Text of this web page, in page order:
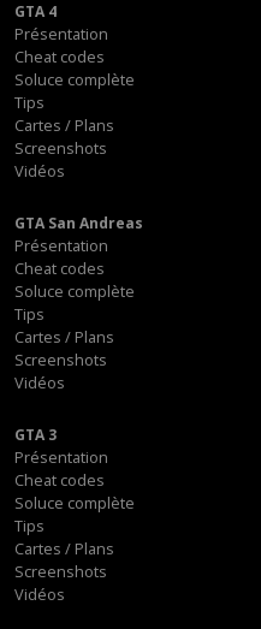
GTA 4
Présentation
Cheat codes
Soluce complète
Tips
Cartes / Plans
Screenshots
Vidéos
GTA San Andreas
Présentation
Cheat codes
Soluce complète
Tips
Cartes / Plans
Screenshots
Vidéos
GTA 3
Présentation
Cheat codes
Soluce complète
Tips
Cartes / Plans
Screenshots
Vidéos